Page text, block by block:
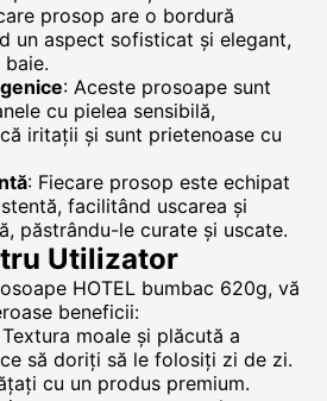
prosop are o bordură
un aspect sofisticat și elegant,
: Aceste prosoape sunt
cu pielea sensibilă,
iritații și sunt prietenoase cu
: Fiecare prosop este echipat
facilitând uscarea și
păstrându-le curate și uscate.
Utilizator
HOTEL bumbac 620g, vă
beneficii:
Textura moale și plăcută a
să doriți să le folosiți zi de zi.
cu un produs premium.